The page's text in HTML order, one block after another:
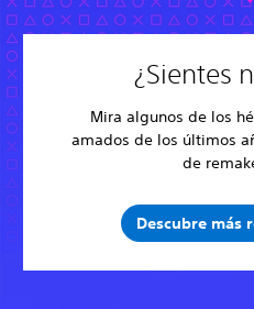
¿Sientes
Mira algunos de los
amados de los últimos
de
Descubre más